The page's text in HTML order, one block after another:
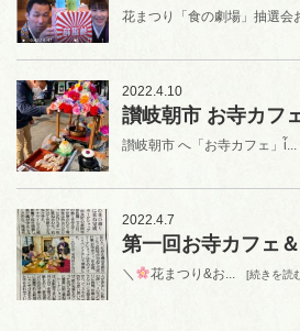
花まつり「食の劇場」抽選会
2022.4.10
讃岐朝市 お寺カフ
讃岐朝市 へ「お寺カフェ」ἷ...
2022.4.7
第一回お寺カフェ
＼ 花まつり&お... [続きを読